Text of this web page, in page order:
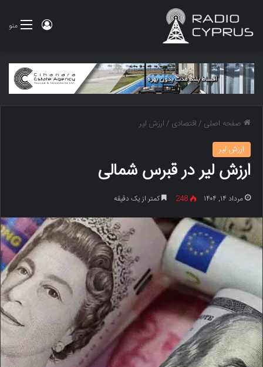
منو ورود
صفحه اصلی /اقتصادی /ارزش لیر
ارزش لیر
ارزش لیر در قبرس شمالی
مرداد ۱۴, ۱۴۰۴ 248 کمتر از یک دقیقه